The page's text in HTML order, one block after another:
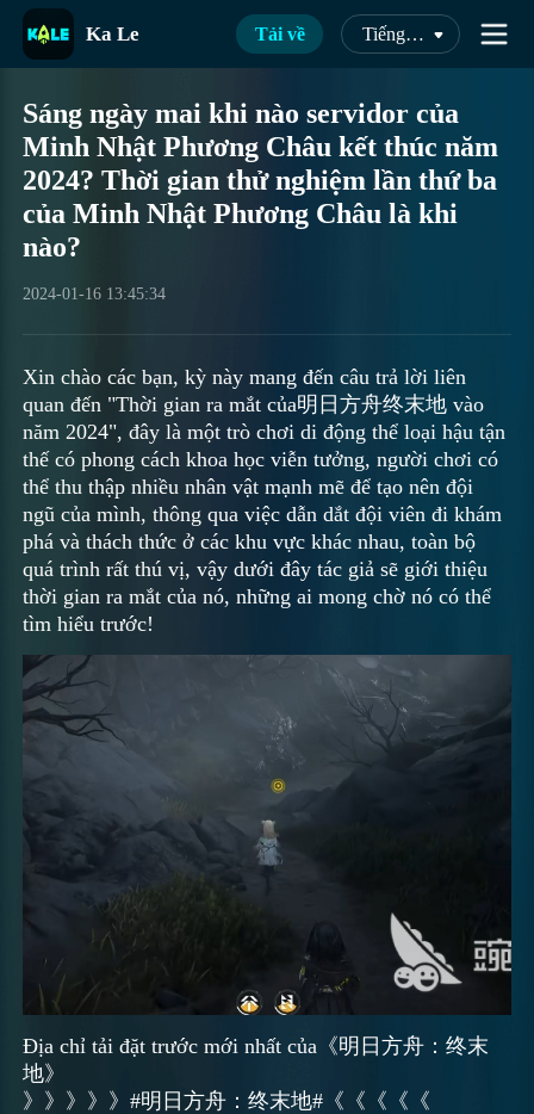
Ka Le Tải về Tiếng Việt
Sáng ngày mai khi nào servidor của
Minh Nhật Phương Châu kết thúc năm
2024? Thời gian thử nghiệm lần thứ ba
của Minh Nhật Phương Châu là khi
nào?
2024-01-16 13:45:34
Xin chào các bạn, kỳ này mang đến câu trả lời liên
quan đến "Thời gian ra mắt của明日方舟终末地 vào
năm 2024", đây là một trò chơi di động thể loại hậu tận
thế có phong cách khoa học viễn tưởng, người chơi có
thể thu thập nhiều nhân vật mạnh mẽ để tạo nên đội
ngũ của mình, thông qua việc dẫn dắt đội viên đi khám
phá và thách thức ở các khu vực khác nhau, toàn bộ
quá trình rất thú vị, vậy dưới đây tác giả sẽ giới thiệu
thời gian ra mắt của nó, những ai mong chờ nó có thể
tìm hiểu trước!
Địa chỉ tải đặt trước mới nhất của《明日方舟：终末
地》
》》》》》#明日方舟：终末地#《《《《《